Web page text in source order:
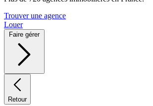
Trouver une agence
Louer
Faire gérer
Retour